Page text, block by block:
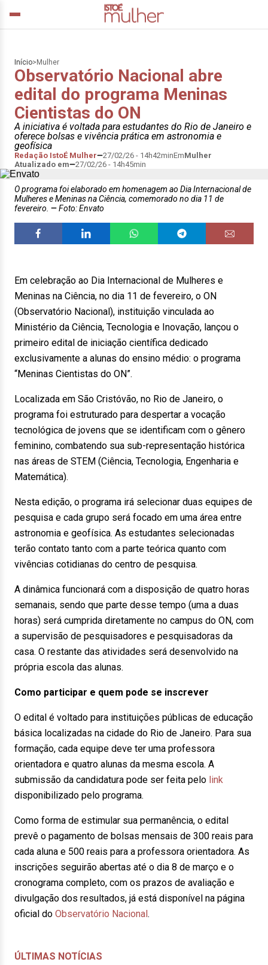
Início> Mulher
Observatório Nacional abre
edital do programa Meninas
Cientistas do ON
A iniciativa é voltada para estudantes do Rio de Janeiro e
oferece bolsas e vivência prática em astronomia e
geofísica
Redação IstoÉ Mulher 27/02/26 - 14h42minEmMulher
Atualizado em
27/02/26 - 14h45min
O programa foi elaborado em homenagem ao Dia Internacional de
Mulheres e Meninas na Ciência, comemorado no dia 11 de
fevereiro.
Foto: Envato
Em celebração ao Dia Internacional de Mulheres e
Meninas na Ciência, no dia 11 de fevereiro, o ON
(Observatório Nacional), instituição vinculada ao
Ministério da Ciência, Tecnologia e Inovação, lançou o
primeiro edital de iniciação científica dedicado
exclusivamente a alunas do ensino médio: o programa
“Meninas Cientistas do ON”.
Localizada em São Cristóvão, no Rio de Janeiro, o
programa foi estruturado para despertar a vocação
tecnológica de jovens que se identificam com o gênero
feminino, combatendo sua sub-representação histórica
nas áreas de STEM (Ciência, Tecnologia, Engenharia e
Matemática).
Nesta edição, o programa irá selecionar duas equipes de
pesquisa e cada grupo será focado em uma área entre
astronomia e geofísica. As estudantes selecionadas
terão contato tanto com a parte teórica quanto com
vivências cotidianas do centro de pesquisa.
A dinâmica funcionará com a disposição de quatro horas
semanais, sendo que parte desse tempo (uma a duas
horas) será cumprida diretamente no campus do ON, com
a supervisão de pesquisadores e pesquisadoras da
casa. O restante das atividades será desenvolvido na
própria escola das alunas.
Como participar e quem pode se inscrever
O edital é voltado para instituições públicas de educação
básica localizadas na cidade do Rio de Janeiro. Para sua
formação, cada equipe deve ter uma professora
orientadora e quatro alunas da mesma escola. A
submissão da candidatura pode ser feita pelo link
disponibilizado pelo programa.
Como forma de estimular sua permanência, o edital
prevê o pagamento de bolsas mensais de 300 reais para
cada aluna e 500 reais para a professora orientadora. As
inscrições seguirão abertas até o dia 8 de março e o
cronograma completo, com os prazos de avaliação e
divulgação dos resultados, já está disponível na página
oficial do Observatório Nacional.